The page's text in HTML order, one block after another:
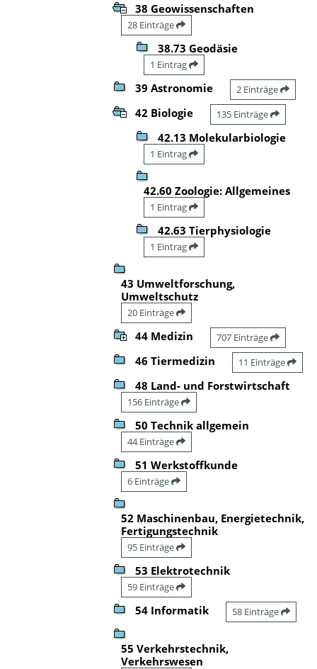
38 Geowissenschaften
28 Einträge
38.73 Geodäsie
1 Eintrag
39 Astronomie 2 Einträge
42 Biologie 135 Einträge
42.13 Molekularbiologie
1 Eintrag
42.60 Zoologie: Allgemeines
1 Eintrag
42.63 Tierphysiologie
1 Eintrag
43 Umweltforschung,
Umweltschutz
20 Einträge
44 Medizin 707 Einträge
46 Tiermedizin 11 Einträge
48 Land- und Forstwirtschaft
156 Einträge
50 Technik allgemein
44 Einträge
51 Werkstoffkunde
6 Einträge
52 Maschinenbau, Energietechnik,
Fertigungstechnik
95 Einträge
53 Elektrotechnik
59 Einträge
54 Informatik 58 Einträge
55 Verkehrstechnik,
Verkehrswesen